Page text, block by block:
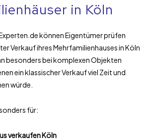
in Köln
können Eigentümer prüfen
Verkauf ihres Mehrfamilienhauses in Köln
besonders bei komplexen Objekten
ein klassischer Verkauf viel Zeit und
würde.
für:
verkaufen Köln